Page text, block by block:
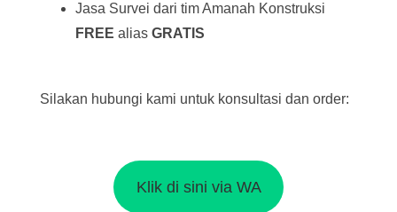
Jasa Survei dari tim Amanah Konstruksi
FREE alias GRATIS
Silakan hubungi kami untuk konsultasi dan order:
Klik di sini via WA